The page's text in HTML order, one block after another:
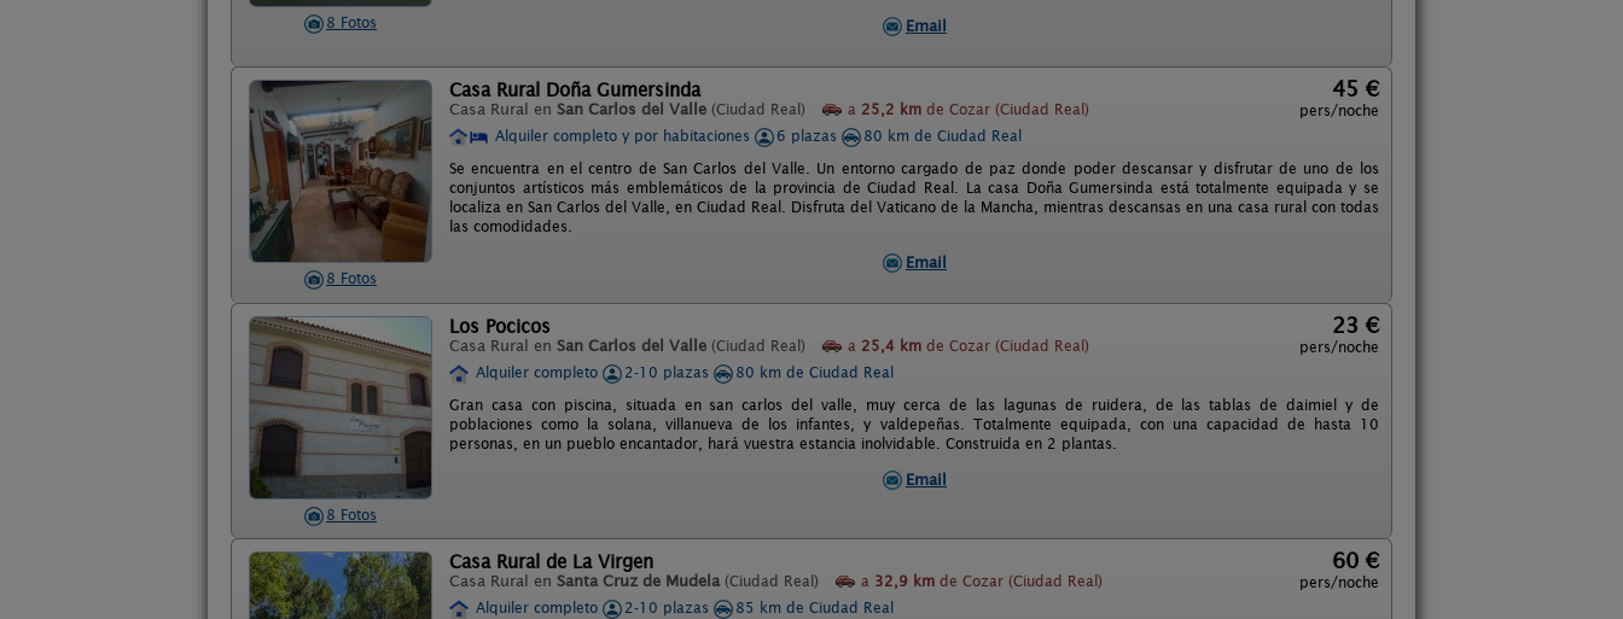
8 Fotos
Email
8 Fotos
Casa Rural Doña Gumersinda
Casa Rural en San Carlos del Valle (Ciudad Real) a 25,2 km de Cozar (Ciudad Real)
45 €
pers/noche
Alquiler completo y por habitaciones
6 plazas
80 km de Ciudad Real
Se encuentra en el centro de San Carlos del Valle. Un entorno cargado de paz donde poder descansar y disfrutar de uno de los
conjuntos artísticos más emblemáticos de la provincia de Ciudad Real. La casa Doña Gumersinda está totalmente equipada y se
localiza en San Carlos del Valle, en Ciudad Real. Disfruta del Vaticano de la Mancha, mientras descansas en una casa rural con todas
las comodidades.
Email
8 Fotos
Los Pocicos
Casa Rural en San Carlos del Valle (Ciudad Real) a 25,4 km de Cozar (Ciudad Real)
23 €
pers/noche
Alquiler completo
2-10 plazas
80 km de Ciudad Real
Gran casa con piscina, situada en san carlos del valle, muy cerca de las lagunas de ruidera, de las tablas de daimiel y de
poblaciones como la solana, villanueva de los infantes, y valdepeñas. Totalmente equipada, con una capacidad de hasta 10
personas, en un pueblo encantador, hará vuestra estancia inolvidable. Construida en 2 plantas.
Email
Casa Rural de La Virgen
Casa Rural en Santa Cruz de Mudela (Ciudad Real) a 32,9 km de Cozar (Ciudad Real)
60 €
pers/noche
Alquiler completo
2-10 plazas
85 km de Ciudad Real